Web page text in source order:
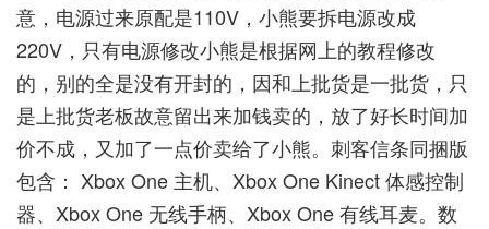
意，电源过来原配是110V，小熊要拆电源改成
220V，只有电源修改小熊是根据网上的教程修改
的，别的全是没有开封的，因和上批货是一批货，只
是上批货老板故意留出来加钱卖的，放了好长时间加
价不成，又加了一点价卖给了小熊。刺客信条同捆版
包含： Xbox One 主机、Xbox One Kinect 体感控制
器、Xbox One 无线手柄、Xbox One 有线耳麦。数